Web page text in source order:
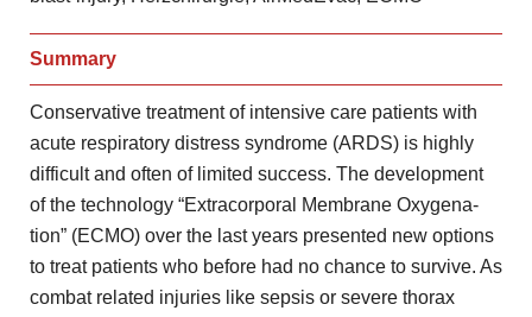
Summary
Conservative treatment of intensive care patients with
acute respiratory distress syndrome (ARDS) is highly
difficult and often of limited success. The development
of the technology “Extracorporal Membrane Oxy­gena­
tion” (ECMO) over the last years presented new options
to treat patients who before had no chance to survive. As
combat related injuries like sepsis or severe thorax